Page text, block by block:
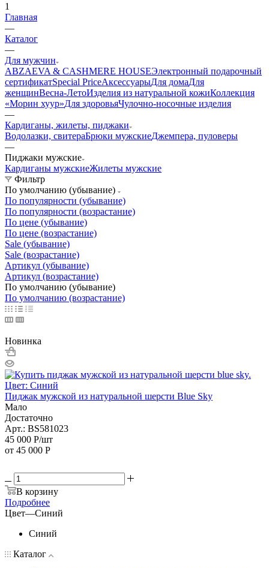
1
Главная
—
Каталог
—
Для мужчин
ABZAEVA & CASHMERE HOUSEЭлектронный подарочный
сертификатSpecial PriceАксессуарыДля домаДля
женщинВесна-ЛетоИзделия из натуральной кожиКоллекция
«Морин хуур»Для здоровьяЧулочно-носочные изделия
—
Кардиганы, жилеты, пиджаки
Водолазки, свитераБрюки мужскиеДжемпера, пуловеры
—
Пиджаки мужские
Кардиганы мужскиеЖилеты мужские
Фильтр
По умолчанию (убывание)
По популярности (убывание)
По популярности (возрастание)
По цене (убывание)
По цене (возрастание)
Sale (убывание)
Sale (возрастание)
Артикул (убывание)
Артикул (возрастание)
По умолчанию (убывание)
По умолчанию (возрастание)
Новинка
Пиджак мужской из натуральной шерсти Blue Sky
Мало
Достаточно
Арт.: BS581023
45 000 Р/шт
от 45 000 Р
В корзину
Подробнее
Цвет—Синий
Синий
Каталог